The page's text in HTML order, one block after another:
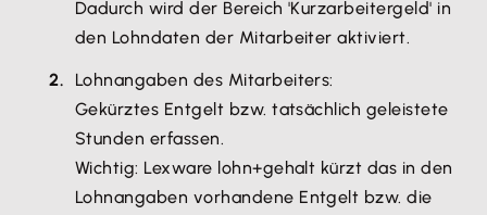
abgeglichen.
zusätzlich zum gekürzten Entgelt. In der Regel wird
das Kurzarbeitergeld vom Arbeitgeber ausbezahlt
und von der Agentur für Arbeit erstattet.
Fristen:
Die Bundesagentur für Arbeit erstattet das
Dadurch wird der Bereich 'Kurzarbeitergeld' in
den Lohndaten der Mitarbeiter aktiviert.
Lohnangaben des Mitarbeiters:
Gekürztes Entgelt bzw. tatsächlich geleistete
Stunden erfassen.
Wichtig: Lexware lohn+gehalt kürzt das in den
Lohnangaben vorhandene Entgelt bzw. die